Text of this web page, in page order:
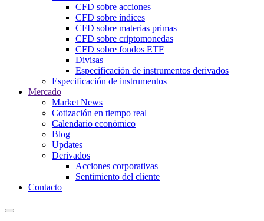
CFD sobre acciones
CFD sobre índices
CFD sobre materias primas
CFD sobre criptomonedas
CFD sobre fondos ETF
Divisas
Especificación de instrumentos derivados
Especificación de instrumentos
Mercado
Market News
Cotización en tiempo real
Calendario económico
Blog
Updates
Derivados
Acciones corporativas
Sentimiento del cliente
Contacto